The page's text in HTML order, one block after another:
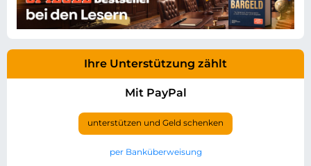
Ihre Unterstützung zählt
Mit PayPal
unterstützen und Geld schenken
per Banküberweisung